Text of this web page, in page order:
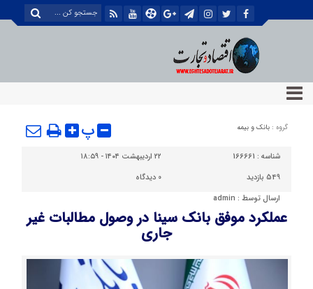
گروه : بانک و بیمه پ
شناسه : 166661
۲۲ اردیبهشت ۱۴۰۴ - ۱۸:۵۹
549 بازدید
0 دیدگاه
ارسال توسط : admin
عملکرد موفق بانک سینا در وصول مطالبات غیر
جاری